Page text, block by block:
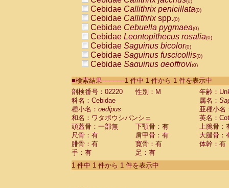
Cebidae Callithrix penicillata(0)
Cebidae Callithrixspp.(0)
Cebidae Cebuella pygmaea(0)
Cebidae Leontopithecus rosalia(0)
Cebidae Saguinus bicolor(0)
Cebidae Saguinus fuscicollis(0)
Cebidae Saguinus geoffroyi(0)
CebidaeSaguinus labiatus(0)
Cebidae Saguinus leucopus (0)
Cebidae
Cebidae
CebidaeSaguinus nigricollis (0)
Cebidae Saguinus oedipus
Cebidae Saguinus weddelli
Cebidae Saguinusspp.
Cebidae Aotus trivirgatus
Cebidae Cebus albifrons
■検索結果-----------1 件中 1 件から 1 件を表示中
剖検番号：02220
性別：M
年齢：
科名：Cebidae
属名：
種小名： oedipus
亜種小名
和名：ワタボウシパンシェ
英名：
頭蓋骨：一部無
下顎骨：有
上腕骨：
尺骨：有
肩甲骨：有
大腿骨：
腓骨：有
寛骨：有
体幹：有
手：有
足：有
1 件中 1 件から 1 件を表示中